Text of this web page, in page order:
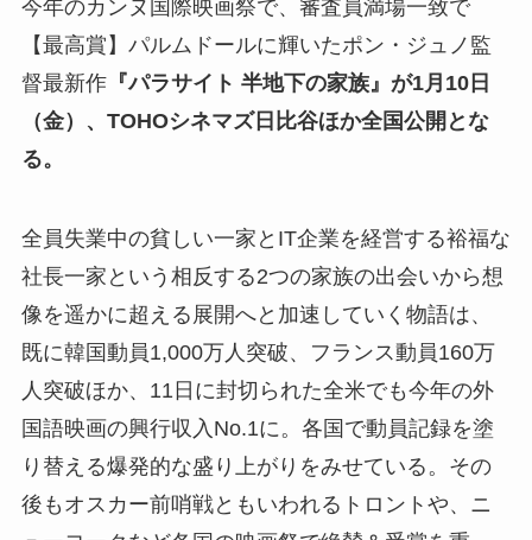
今年のカンヌ国際映画祭で、審査員満場一致で
【最高賞】パルムドールに輝いたポン・ジュノ監
督最新作『パラサイト 半地下の家族』が1月10日
（金）、TOHOシネマズ日比谷ほか全国公開とな
る。
全員失業中の貧しい一家とIT企業を経営する裕福な
社長一家という相反する2つの家族の出会いから想
像を遥かに超える展開へと加速していく物語は、
既に韓国動員1,000万人突破、フランス動員160万
人突破ほか、11日に封切られた全米でも今年の外
国語映画の興行収入No.1に。各国で動員記録を塗
り替える爆発的な盛り上がりをみせている。その
後もオスカー前哨戦ともいわれるトロントや、ニ